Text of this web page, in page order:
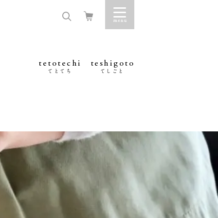
tetotechi
てとてち
teshigoto
てしごと